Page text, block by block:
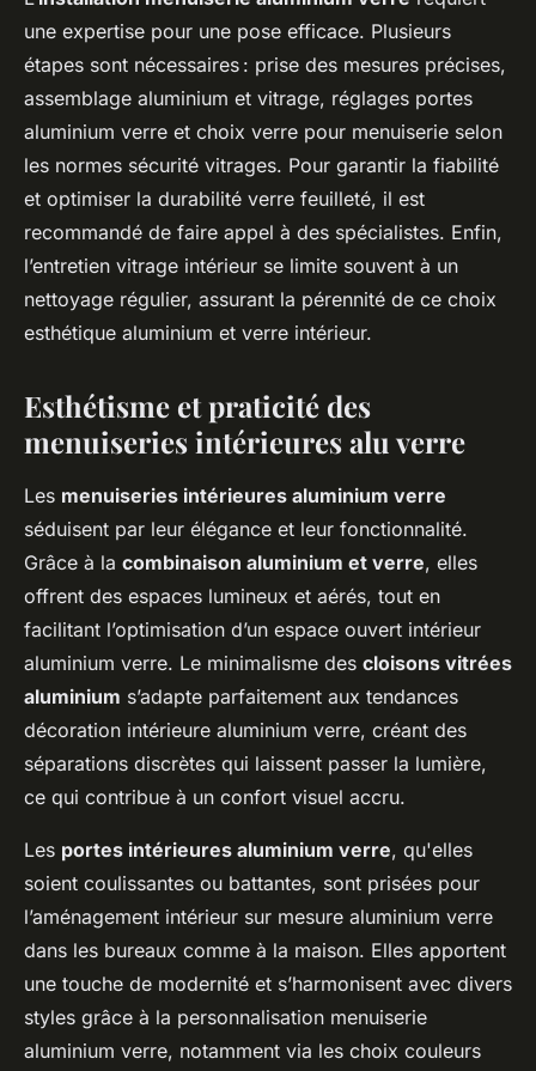
une expertise pour une pose efficace. Plusieurs
étapes sont nécessaires : prise des mesures précises,
assemblage aluminium et vitrage, réglages portes
aluminium verre et choix verre pour menuiserie selon
les normes sécurité vitrages. Pour garantir la fiabilité
et optimiser la durabilité verre feuilleté, il est
recommandé de faire appel à des spécialistes. Enfin,
l’entretien vitrage intérieur se limite souvent à un
nettoyage régulier, assurant la pérennité de ce choix
esthétique aluminium et verre intérieur.
Esthétisme et praticité des
menuiseries intérieures alu verre
Les menuiseries intérieures aluminium verre
séduisent par leur élégance et leur fonctionnalité.
Grâce à la combinaison aluminium et verre, elles
offrent des espaces lumineux et aérés, tout en
facilitant l’optimisation d’un espace ouvert intérieur
aluminium verre. Le minimalisme des cloisons vitrées
aluminium s’adapte parfaitement aux tendances
décoration intérieure aluminium verre, créant des
séparations discrètes qui laissent passer la lumière,
ce qui contribue à un confort visuel accru.
Les portes intérieures aluminium verre, qu'elles
soient coulissantes ou battantes, sont prisées pour
l’aménagement intérieur sur mesure aluminium verre
dans les bureaux comme à la maison. Elles apportent
une touche de modernité et s’harmonisent avec divers
styles grâce à la personnalisation menuiserie
aluminium verre, notamment via les choix couleurs